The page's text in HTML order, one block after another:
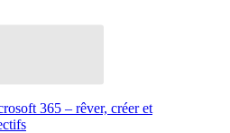
365 – rêver, créer et